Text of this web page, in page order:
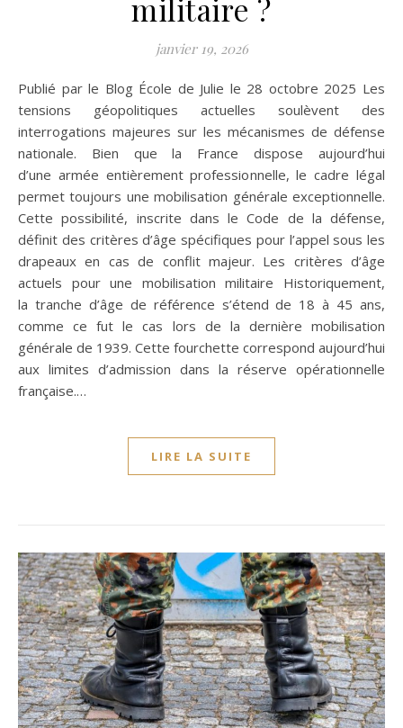
militaire ?
janvier 19, 2026
Publié par le Blog École de Julie le 28 octobre 2025 Les
tensions géopolitiques actuelles soulèvent des
interrogations majeures sur les mécanismes de défense
nationale. Bien que la France dispose aujourd’hui
d’une armée entièrement professionnelle, le cadre légal
permet toujours une mobilisation générale exceptionnelle.
Cette possibilité, inscrite dans le Code de la défense,
définit des critères d’âge spécifiques pour l’appel sous les
drapeaux en cas de conflit majeur. Les critères d’âge
actuels pour une mobilisation militaire Historiquement,
la tranche d’âge de référence s’étend de 18 à 45 ans,
comme ce fut le cas lors de la dernière mobilisation
générale de 1939. Cette fourchette correspond aujourd’hui
aux limites d’admission dans la réserve opérationnelle
française.…
LIRE LA SUITE